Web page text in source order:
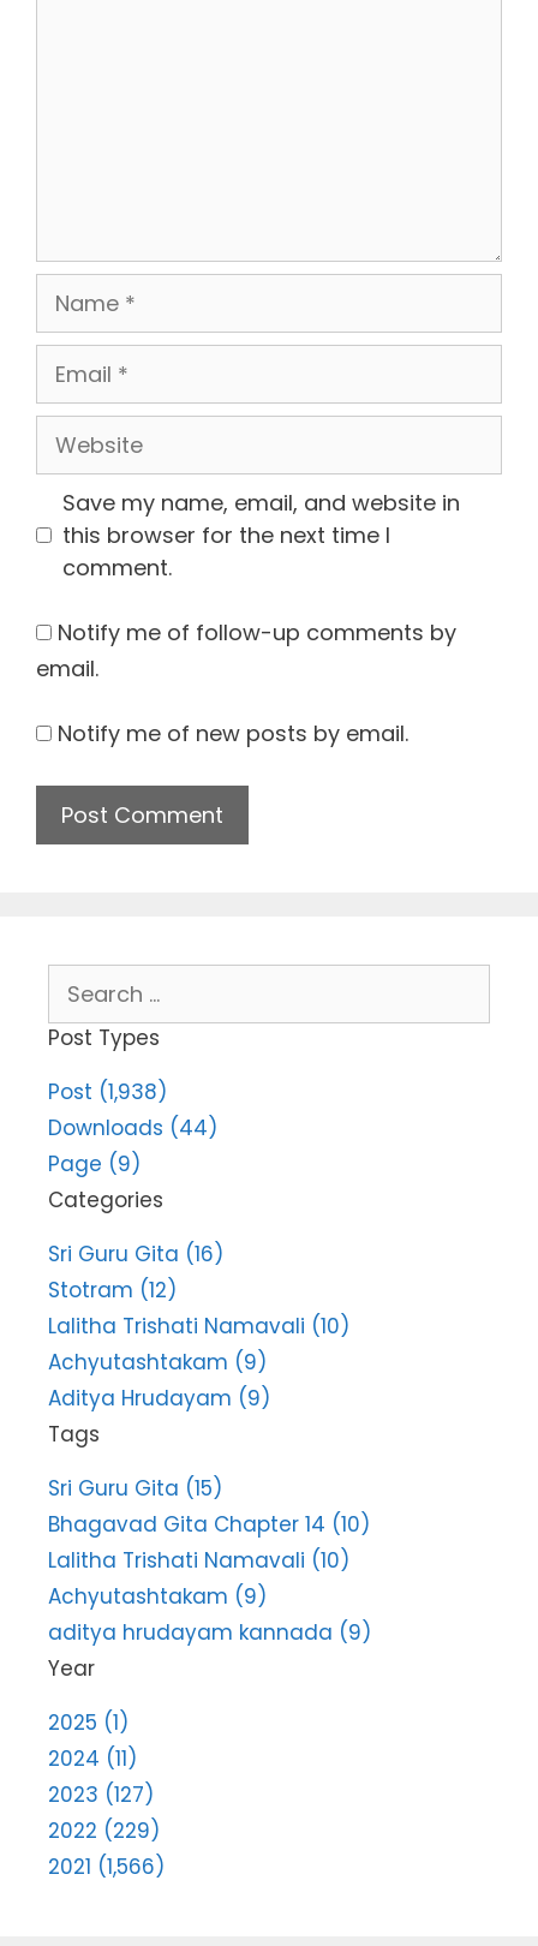
Name
Email
Website
Save my name, email, and website in
this browser for the next time I
comment.
Notify me of follow-up comments by
email.
Notify me of new posts by email.
for:
Post Types
Post (1,938)
Downloads (44)
Page (9)
Categories
Sri Guru Gita (16)
Stotram (12)
Lalitha Trishati Namavali (10)
Achyutashtakam (9)
Aditya Hrudayam (9)
Tags
Sri Guru Gita (15)
Bhagavad Gita Chapter 14 (10)
Lalitha Trishati Namavali (10)
Achyutashtakam (9)
aditya hrudayam kannada (9)
Year
2025 (1)
2024 (11)
2023 (127)
2022 (229)
2021 (1,566)